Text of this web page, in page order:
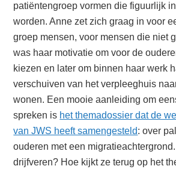
patiëntengroep vormen die figuurlijk
worden. Anne zet zich graag in voor
groep mensen, voor mensen die niet
was haar motivatie om voor de
kiezen en later om binnen haar werk
verschuiven van het verpleeghuis
wonen. Een mooie aanleiding om
spreken is het themadossier dat de
van JWS heeft samengesteld: over
ouderen met een
drijfveren? Hoe kijkt ze terug op het